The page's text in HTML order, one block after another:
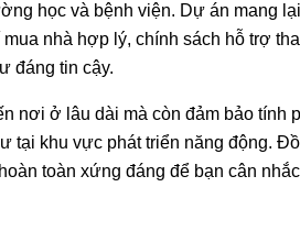
học và bệnh viện. Dự án mang
nhà hợp lý, chính sách hỗ trợ
đáng tin cậy.
nơi ở lâu dài mà còn đảm bảo tính
tại khu vực phát triển năng động.
toàn xứng đáng để bạn cân